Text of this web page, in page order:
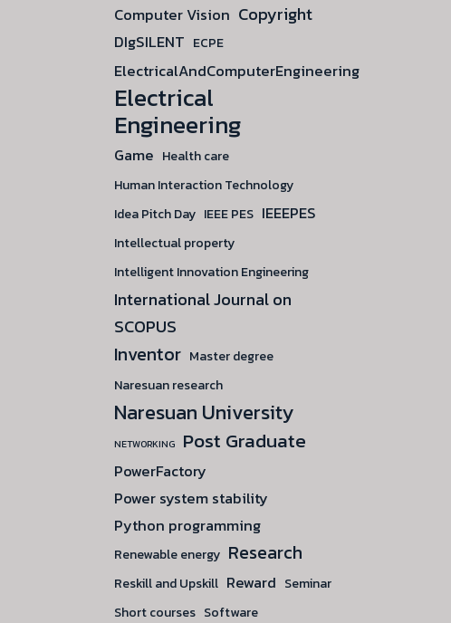
Computer Vision Copyright
DIgSILENT ECPE
ElectricalAndComputerEngineering
Electrical
Engineering
Game Health care
Human Interaction Technology
Idea Pitch Day IEEE PES IEEEPES
Intellectual property
Intelligent Innovation Engineering
International Journal on
SCOPUS
Inventor Master degree
Naresuan research
Naresuan University
NETWORKING Post Graduate
PowerFactory
Power system stability
Python programming
Renewable energy Research
Reskill and Upskill Reward Seminar
Short courses Software